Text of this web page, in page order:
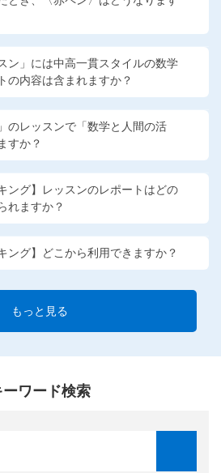
ン」には中高一貫スタイルの数学
の内容は含まれますか？
のレッスンで「数学と人間の活
すか？
ング】レッスンのレポートはどの
れますか？
ング】どこから利用できますか？
もっと見る
ーワード検索